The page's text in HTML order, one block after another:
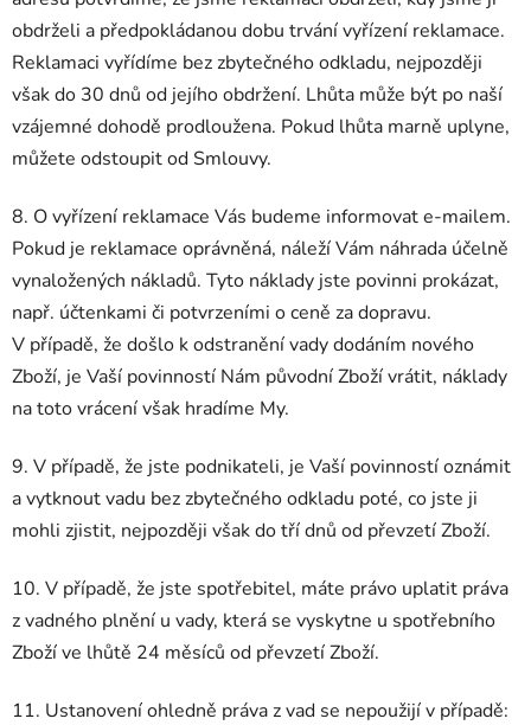
obdrželi a předpokládanou dobu trvání vyřízení reklamace.
Reklamaci vyřídíme bez zbytečného odkladu, nejpozději
však do 30 dnů od jejího obdržení. Lhůta může být po naší
vzájemné dohodě prodloužena. Pokud lhůta marně uplyne,
můžete odstoupit od Smlouvy.
8. O vyřízení reklamace Vás budeme informovat e-mailem.
Pokud je reklamace oprávněná, náleží Vám náhrada účelně
vynaložených nákladů. Tyto náklady jste povinni prokázat,
např. účtenkami či potvrzeními o ceně za dopravu.
V případě, že došlo k odstranění vady dodáním nového
Zboží, je Vaší povinností Nám původní Zboží vrátit, náklady
na toto vrácení však hradíme My.
9. V případě, že jste podnikateli, je Vaší povinností oznámit
a vytknout vadu bez zbytečného odkladu poté, co jste ji
mohli zjistit, nejpozději však do tří dnů od převzetí Zboží.
10. V případě, že jste spotřebitel, máte právo uplatit práva
z vadného plnění u vady, která se vyskytne u spotřebního
Zboží ve lhůtě 24 měsíců od převzetí Zboží.
11. Ustanovení ohledně práva z vad se nepoužijí v případě: